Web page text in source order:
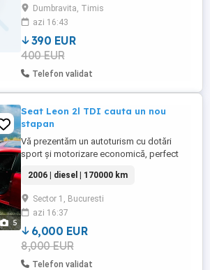
Dumbravita, Timis
azi 16:43
390 EUR
400 EUR
Telefon validat
5
Seat Leon 2l TDI cauta un nou
stapan
Vă prezentăm un autoturism cu dotări
sport și motorizare economică, perfect
lungi. Detalii Stare Auto: An fabricație:
2006 Fără accidente Motorizare: motorină
Capacitate cilindrică: 1968 cm , Putere: 149
CP Kilometraj: 170,000 km Consum: 6 l
100km urban, 4.8 ...
2006 | diesel | 170000 km
Sector 1, Bucuresti
azi 16:37
6,000 EUR
8,000 EUR
Telefon validat